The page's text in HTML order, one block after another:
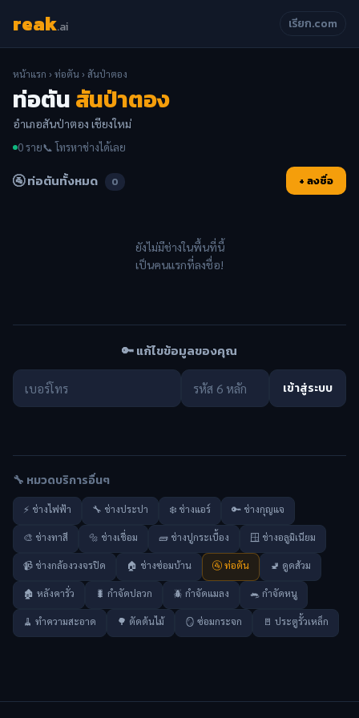
reak.ai เรียก.com
หน้าแรก ›ท่อตัน› สันป่าตอง
ท่อตันสันป่าตอง
อำเภอสันป่าตอง เชียงใหม่
0 ราย📞 โทรหาช่างได้เลย
🚰 ท่อตันทั้งหมด 0 + ลงชื่อ
ยังไม่มีช่างในพื้นที่นี้
เป็นคนแรกที่ลงชื่อ!
🔑 แก้ไขข้อมูลของคุณ
เข้าสู่ระบบ
🔧 หมวดบริการอื่นๆ
⚡ ช่างไฟฟ้า 🔧 ช่างประปา ❄️ ช่างแอร์ 🔑 ช่างกุญแจ
🎨 ช่างทาสี 🔩 ช่างเชื่อม 🧱 ช่างปูกระเบื้อง 🪟 ช่างอลูมิเนียม
📹 ช่างกล้องวงจรปิด 🏠 ช่างซ่อมบ้าน 🚰 ท่อตัน 🚽 ดูดส้วม
🏚️ หลังคารั่ว 🐛 กำจัดปลวก 🪲 กำจัดแมลง 🐀 กำจัดหนู
🧹 ทำความสะอาด 🌳 ตัดต้นไม้ 🪞 ซ่อมกระจก 🚪 ประตูรั้วเหล็ก